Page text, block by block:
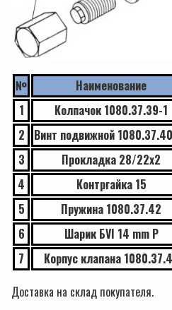
№
Наименование
1
Колпачок 1080.37.39-1
2
Винт подвижной
3
Прокладка 28/22х2
4
Контргайка 15
5
Пружина 1080.37.42
6
Шарик БVI 14 mm P
7
Корпус клапана
Доставка на склад покупателя.